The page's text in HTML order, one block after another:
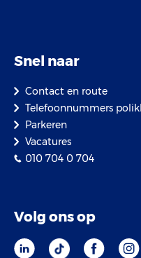
Snel naar
Contact en route
Telefoonnummers
Parkeren
Vacatures
010 704 0 704
Volg ons op